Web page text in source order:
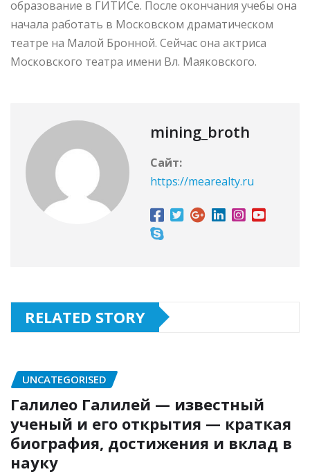
образование в ГИТИСе. После окончания учебы она
начала работать в Московском драматическом
театре на Малой Бронной. Сейчас она актриса
Московского театра имени Вл. Маяковского.
mining_broth
Сайт:
https://mearealty.ru
RELATED STORY
UNCATEGORISED
Галилео Галилей — известный
ученый и его открытия — краткая
биография, достижения и вклад в
науку